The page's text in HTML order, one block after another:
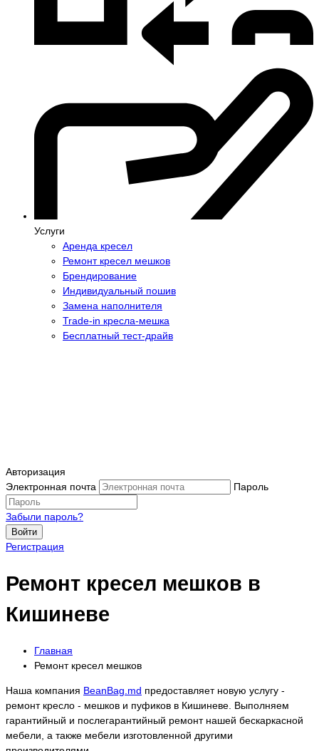
Услуги
Аренда кресел
Ремонт кресел мешков
Брендирование
Индивидуальный пошив
Замена наполнителя
Trade-in кресла-мешка
Бесплатный тест-драйв
Авторизация
Электронная почта
Пароль
Забыли пароль?
Войти
Регистрация
Ремонт кресел мешков в
Кишиневе
Главная
Ремонт кресел мешков
Наша компания BeanBag.md предоставляет новую услугу -
ремонт кресло - мешков и пуфиков в Кишиневе. Выполняем
гарантийный и послегарантийный ремонт нашей бескаркасной
мебели, а также мебели изготовленной другими